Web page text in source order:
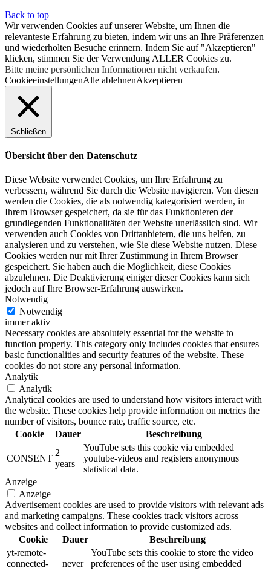
Back to top
Wir verwenden Cookies auf unserer Website, um Ihnen die
relevanteste Erfahrung zu bieten, indem wir uns an Ihre Präferenzen
und wiederholten Besuche erinnern. Indem Sie auf "Akzeptieren"
klicken, stimmen Sie der Verwendung ALLER Cookies zu.
Bitte meine persönlichen Informationen nicht verkaufen.
CookieeinstellungenAlle ablehnenAkzeptieren
Schließen
Übersicht über den Datenschutz
Diese Website verwendet Cookies, um Ihre Erfahrung zu
verbessern, während Sie durch die Website navigieren. Von diesen
werden die Cookies, die als notwendig kategorisiert werden, in
Ihrem Browser gespeichert, da sie für das Funktionieren der
grundlegenden Funktionalitäten der Website unerlässlich sind. Wir
verwenden auch Cookies von Drittanbietern, die uns helfen, zu
analysieren und zu verstehen, wie Sie diese Website nutzen. Diese
Cookies werden nur mit Ihrer Zustimmung in Ihrem Browser
gespeichert. Sie haben auch die Möglichkeit, diese Cookies
abzulehnen. Die Deaktivierung einiger dieser Cookies kann sich
jedoch auf Ihre Browser-Erfahrung auswirken.
Notwendig
Notwendig
immer aktiv
Necessary cookies are absolutely essential for the website to
function properly. This category only includes cookies that ensures
basic functionalities and security features of the website. These
cookies do not store any personal information.
Analytik
Analytik
Analytical cookies are used to understand how visitors interact with
the website. These cookies help provide information on metrics the
number of visitors, bounce rate, traffic source, etc.
Cookie
Dauer Beschreibung
CONSENT
2
years
YouTube sets this cookie via embedded
youtube-videos and registers anonymous
statistical data.
Anzeige
Anzeige
Advertisement cookies are used to provide visitors with relevant ads
and marketing campaigns. These cookies track visitors across
websites and collect information to provide customized ads.
Cookie
Dauer
Beschreibung
yt-remote-
connected-
never
YouTube sets this cookie to store the video
preferences of the user using embedded